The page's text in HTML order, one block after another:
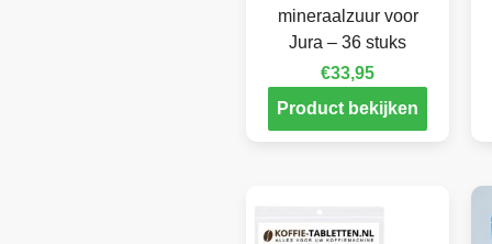
mineraalzuur voor
Jura – 36 stuks
€33,95
Product bekijken